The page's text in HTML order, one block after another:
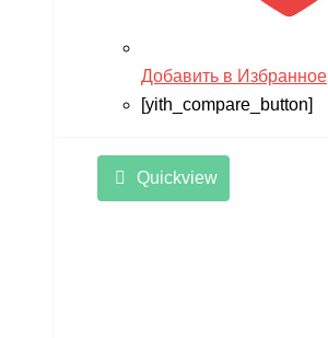
Добавить в Избранное
[yith_compare_button]
Quickview